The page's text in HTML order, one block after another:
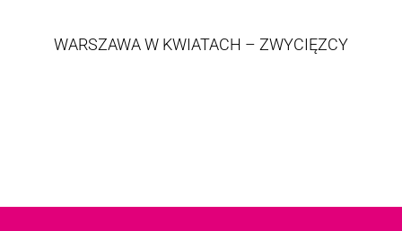
WARSZAWA W KWIATACH – ZWYCIĘZCY